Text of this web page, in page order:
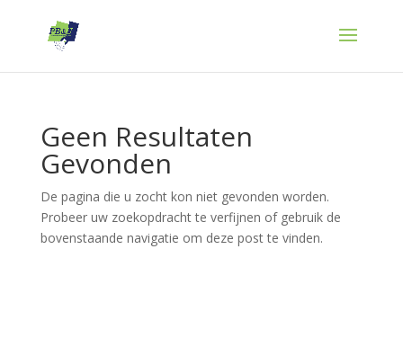
Geen Resultaten
Gevonden
De pagina die u zocht kon niet gevonden worden.
Probeer uw zoekopdracht te verfijnen of gebruik de
bovenstaande navigatie om deze post te vinden.